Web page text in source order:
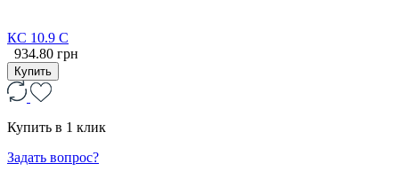
КС 10.9 С
934.80 грн
Купить
Купить в 1 клик
Задать вопрос?